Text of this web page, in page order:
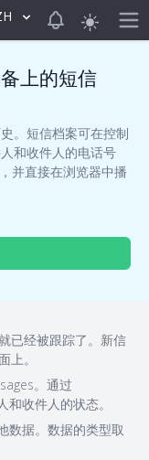
View
上的短信
。短信档案可在控制
和收件人的电话号
并直接在浏览器中播
已经被跟踪了。新信
上。
。通过
收件人的状态。
数据。数据的类型取